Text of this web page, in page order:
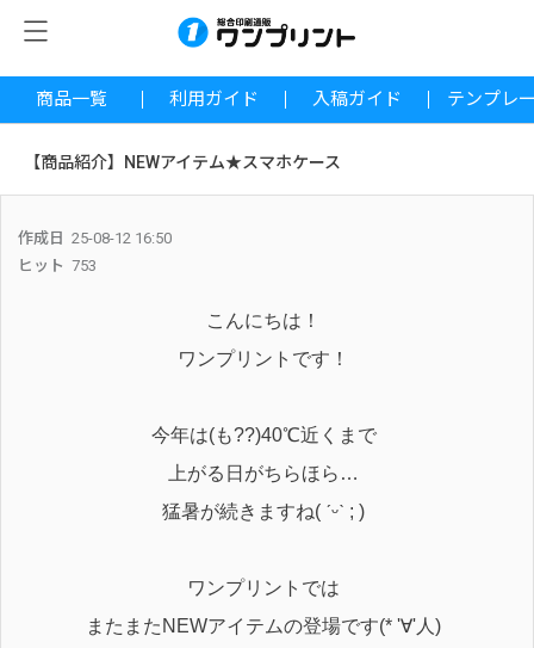
商品一覧 利用ガイド 入稿ガイド テンプレ
【商品紹介】NEWアイテム★スマホケース
作成日 25-08-12 16:50
ヒット 753
こんにちは！
ワンプリントです！
今年は(も??)40℃近くまで
上がる日がちらほら…
猛暑が続きますね( ˊᵕˋ ; )
ワンプリントでは
またまたNEWアイテムの登場です(* '∀'人)